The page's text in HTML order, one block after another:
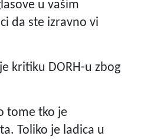
u vašim
da ste izravno vi
kritiku DORH-u zbog
tome tko je
Toliko je ladica u